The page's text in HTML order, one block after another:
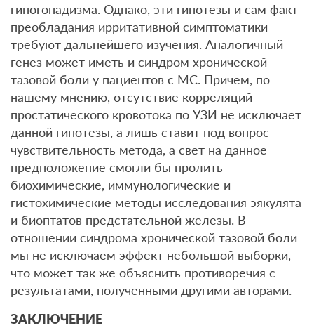
гипогонадизма. Однако, эти гипотезы и сам факт
преобладания ирритативной симптоматики
требуют дальнейшего изучения. Аналогичный
генез может иметь и синдром хронической
тазовой боли у пациентов с МС. Причем, по
нашему мнению, отсутствие корреляций
простатического кровотока по УЗИ не исключает
данной гипотезы, а лишь ставит под вопрос
чувствительность метода, а свет на данное
предположение смогли бы пролить
биохимические, иммунологические и
гистохимические методы исследования эякулята
и биоптатов предстательной железы. В
отношении синдрома хронической тазовой боли
мы не исключаем эффект небольшой выборки,
что может так же объяснить противоречия с
результатами, полученными другими авторами.
ЗАКЛЮЧЕНИЕ